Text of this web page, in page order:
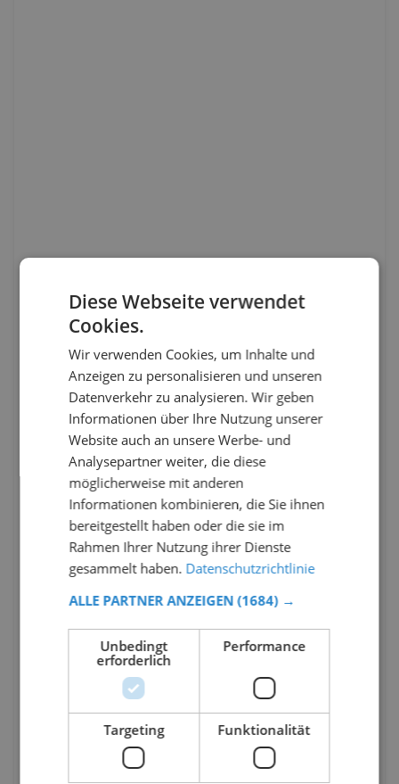
Diese Webseite verwendet
Cookies.
Wir verwenden Cookies, um Inhalte und
Anzeigen zu personalisieren und unseren
Datenverkehr zu analysieren. Wir geben
Informationen über Ihre Nutzung unserer
Website auch an unsere Werbe- und
Analysepartner weiter, die diese
möglicherweise mit anderen
Informationen kombinieren, die Sie ihnen
bereitgestellt haben oder die sie im
Rahmen Ihrer Nutzung ihrer Dienste
gesammelt haben. Datenschutzrichtlinie
ALLE PARTNER ANZEIGEN (1684) →
Unbedingt
erforderlich
Performance
Targeting Funktionalität